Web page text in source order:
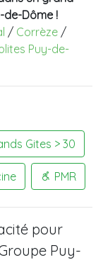
de-Dôme !
/ Corrèze /
Puy-de-
Gites > 30
PMR
pour
Puy-